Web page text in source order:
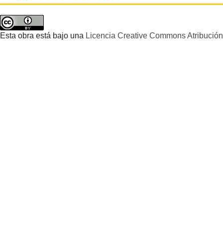
Esta obra está bajo una Licencia Creative Commons